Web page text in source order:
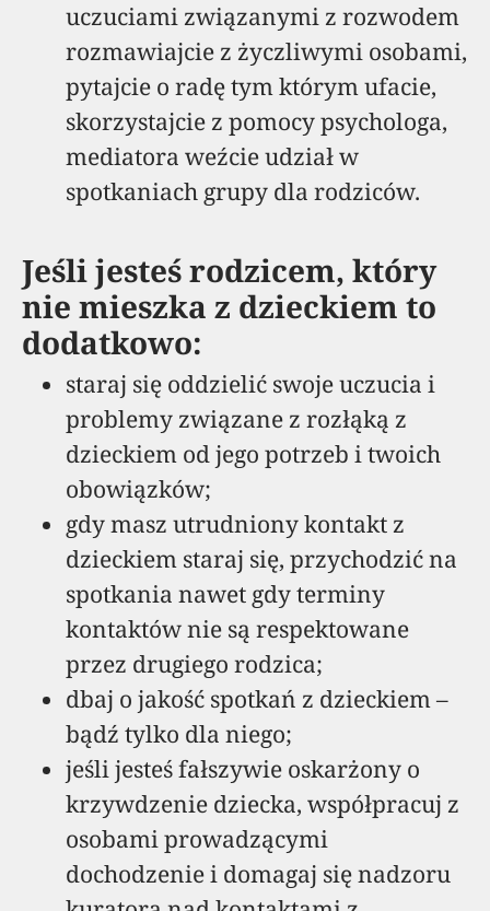
uczuciami związanymi z rozwodem
rozmawiajcie z życzliwymi osobami,
pytajcie o radę tym którym ufacie,
skorzystajcie z pomocy psychologa,
mediatora weźcie udział w
spotkaniach grupy dla rodziców.
Jeśli jesteś rodzicem, który
nie mieszka z dzieckiem to
dodatkowo:
staraj się oddzielić swoje uczucia i
problemy związane z rozłąką z
dzieckiem od jego potrzeb i twoich
obowiązków;
gdy masz utrudniony kontakt z
dzieckiem staraj się, przychodzić na
spotkania nawet gdy terminy
kontaktów nie są respektowane
przez drugiego rodzica;
dbaj o jakość spotkań z dzieckiem –
bądź tylko dla niego;
jeśli jesteś fałszywie oskarżony o
krzywdzenie dziecka, współpracuj z
osobami prowadzącymi
dochodzenie i domagaj się nadzoru